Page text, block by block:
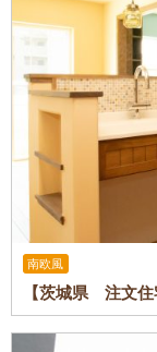
南欧風
【茨城県 注文